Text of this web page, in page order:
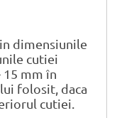
dimensiunile
cutiei
mm în
folosit, daca
cutiei.